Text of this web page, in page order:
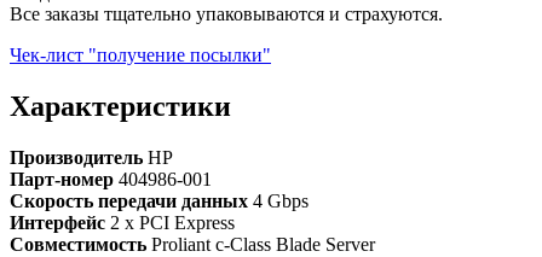
Все заказы тщательно упаковываются и страхуются.
Чек-лист "получение посылки"
Характеристики
Производитель HP
Парт-номер 404986-001
Скорость передачи данных 4 Gbps
Интерфейс 2 x PCI Express
Совместимость Proliant c-Class Blade Server